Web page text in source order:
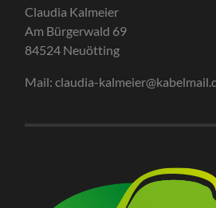
Claudia Kalmeier
Am Bürgerwald 69
84524 Neuötting
Mail: claudia-